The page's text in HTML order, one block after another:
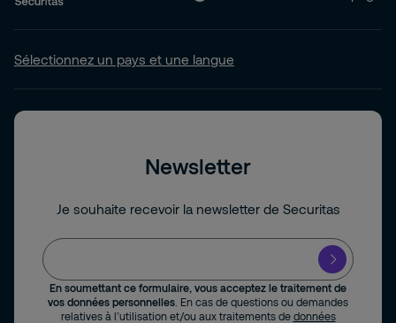
Sélectionnez un pays et une langue
Newsletter
Je souhaite recevoir la newsletter de Securitas
En soumettant ce formulaire, vous acceptez le traitement de
vos données personnelles . En cas de questions ou demandes
relatives à l’utilisation et/ou aux traitements de données